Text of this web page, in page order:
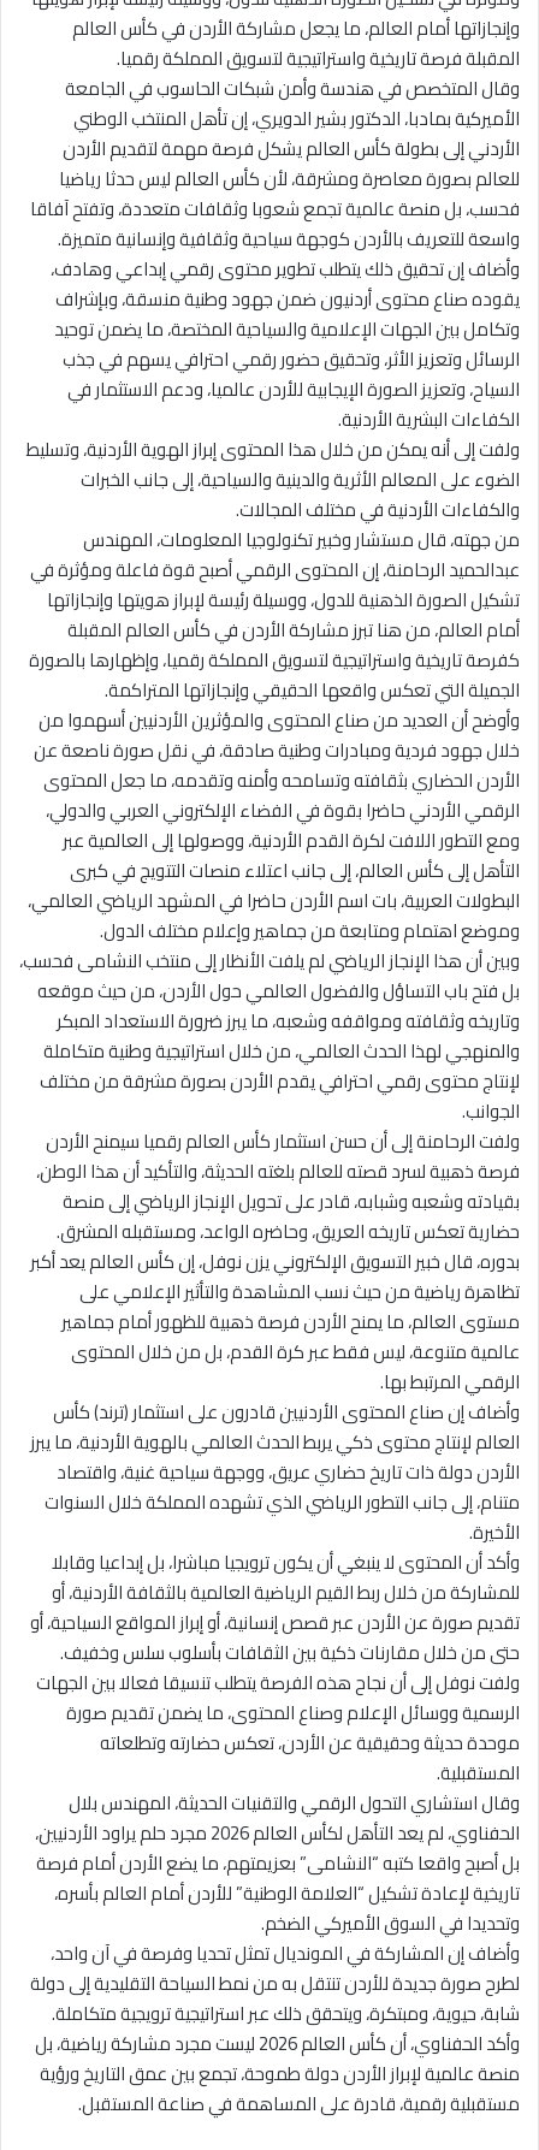
وإنجازاتها أمام العالم، ما يجعل مشاركة الأردن في كأس العالم
المقبلة فرصة تاريخية واستراتيجية لتسويق المملكة رقميا.
وقال المتخصص في هندسة وأمن شبكات الحاسوب في الجامعة
الأميركية بمادبا، الدكتور بشير الدويري، إن تأهل المنتخب الوطني
الأردني إلى بطولة كأس العالم يشكل فرصة مهمة لتقديم الأردن
للعالم بصورة معاصرة ومشرقة، لأن كأس العالم ليس حدثا رياضيا
فحسب، بل منصة عالمية تجمع شعوبا وثقافات متعددة، وتفتح آفاقا
واسعة للتعريف بالأردن كوجهة سياحية وثقافية وإنسانية متميزة.
وأضاف إن تحقيق ذلك يتطلب تطوير محتوى رقمي إبداعي وهادف،
يقوده صناع محتوى أردنيون ضمن جهود وطنية منسقة، وبإشراف
وتكامل بين الجهات الإعلامية والسياحية المختصة، ما يضمن توحيد
الرسائل وتعزيز الأثر، وتحقيق حضور رقمي احترافي يسهم في جذب
السياح، وتعزيز الصورة الإيجابية للأردن عالميا، ودعم الاستثمار في
الكفاءات البشرية الأردنية.
ولفت إلى أنه يمكن من خلال هذا المحتوى إبراز الهوية الأردنية، وتسليط
الضوء على المعالم الأثرية والدينية والسياحية، إلى جانب الخبرات
والكفاءات الأردنية في مختلف المجالات.
من جهته، قال مستشار وخبير تكنولوجيا المعلومات، المهندس
عبدالحميد الرحامنة، إن المحتوى الرقمي أصبح قوة فاعلة ومؤثرة في
تشكيل الصورة الذهنية للدول، ووسيلة رئيسة لإبراز هويتها وإنجازاتها
أمام العالم، من هنا تبرز مشاركة الأردن في كأس العالم المقبلة
كفرصة تاريخية واستراتيجية لتسويق المملكة رقميا، وإظهارها بالصورة
الجميلة التي تعكس واقعها الحقيقي وإنجازاتها المتراكمة.
وأوضح أن العديد من صناع المحتوى والمؤثرين الأردنيين أسهموا من
خلال جهود فردية ومبادرات وطنية صادقة، في نقل صورة ناصعة عن
الأردن الحضاري بثقافته وتسامحه وأمنه وتقدمه، ما جعل المحتوى
الرقمي الأردني حاضرا بقوة في الفضاء الإلكتروني العربي والدولي،
ومع التطور اللافت لكرة القدم الأردنية، ووصولها إلى العالمية عبر
التأهل إلى كأس العالم، إلى جانب اعتلاء منصات التتويج في كبرى
البطولات العربية، بات اسم الأردن حاضرا في المشهد الرياضي العالمي،
وموضع اهتمام ومتابعة من جماهير وإعلام مختلف الدول.
وبين أن هذا الإنجاز الرياضي لم يلفت الأنظار إلى منتخب النشامى فحسب،
بل فتح باب التساؤل والفضول العالمي حول الأردن، من حيث موقعه
وتاريخه وثقافته ومواقفه وشعبه، ما يبرز ضرورة الاستعداد المبكر
والمنهجي لهذا الحدث العالمي، من خلال استراتيجية وطنية متكاملة
لإنتاج محتوى رقمي احترافي يقدم الأردن بصورة مشرقة من مختلف
الجوانب.
ولفت الرحامنة إلى أن حسن استثمار كأس العالم رقميا سيمنح الأردن
فرصة ذهبية لسرد قصته للعالم بلغته الحديثة، والتأكيد أن هذا الوطن،
بقيادته وشعبه وشبابه، قادر على تحويل الإنجاز الرياضي إلى منصة
حضارية تعكس تاريخه العريق، وحاضره الواعد، ومستقبله المشرق.
بدوره، قال خبير التسويق الإلكتروني يزن نوفل، إن كأس العالم يعد أكبر
تظاهرة رياضية من حيث نسب المشاهدة والتأثير الإعلامي على
مستوى العالم، ما يمنح الأردن فرصة ذهبية للظهور أمام جماهير
عالمية متنوعة، ليس فقط عبر كرة القدم، بل من خلال المحتوى
الرقمي المرتبط بها.
وأضاف إن صناع المحتوى الأردنيين قادرون على استثمار (ترند) كأس
العالم لإنتاج محتوى ذكي يربط الحدث العالمي بالهوية الأردنية، ما يبرز
الأردن دولة ذات تاريخ حضاري عريق، ووجهة سياحية غنية، واقتصاد
متنام، إلى جانب التطور الرياضي الذي تشهده المملكة خلال السنوات
الأخيرة.
وأكد أن المحتوى لا ينبغي أن يكون ترويجيا مباشرا، بل إبداعيا وقابلا
للمشاركة من خلال ربط القيم الرياضية العالمية بالثقافة الأردنية، أو
تقديم صورة عن الأردن عبر قصص إنسانية، أو إبراز المواقع السياحية، أو
حتى من خلال مقارنات ذكية بين الثقافات بأسلوب سلس وخفيف.
ولفت نوفل إلى أن نجاح هذه الفرصة يتطلب تنسيقا فعالا بين الجهات
الرسمية ووسائل الإعلام وصناع المحتوى، ما يضمن تقديم صورة
موحدة حديثة وحقيقية عن الأردن، تعكس حضارته وتطلعاته
المستقبلية.
وقال استشاري التحول الرقمي والتقنيات الحديثة، المهندس بلال
الحفناوي، لم يعد التأهل لكأس العالم 2026 مجرد حلم يراود الأردنيين،
بل أصبح واقعا كتبه “النشامى” بعزيمتهم، ما يضع الأردن أمام فرصة
تاريخية لإعادة تشكيل “العلامة الوطنية” للأردن أمام العالم بأسره،
وتحديدا في السوق الأميركي الضخم.
وأضاف إن المشاركة في المونديال تمثل تحديا وفرصة في آن واحد،
لطرح صورة جديدة للأردن تنتقل به من نمط السياحة التقليدية إلى دولة
شابة، حيوية، ومبتكرة، ويتحقق ذلك عبر استراتيجية ترويجية متكاملة.
وأكد الحفناوي، أن كأس العالم 2026 ليست مجرد مشاركة رياضية، بل
منصة عالمية لإبراز الأردن دولة طموحة، تجمع بين عمق التاريخ ورؤية
مستقبلية رقمية، قادرة على المساهمة في صناعة المستقبل.